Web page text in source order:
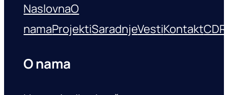
NaslovnaO
namaProjektiSaradnjeVestiKontakt
O nama